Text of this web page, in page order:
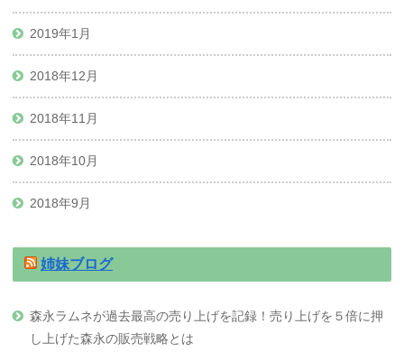
2019年1月
2018年12月
2018年11月
2018年10月
2018年9月
姉妹ブログ
森永ラムネが過去最高の売り上げを記録！売り上げを５倍に押
し上げた森永の販売戦略とは